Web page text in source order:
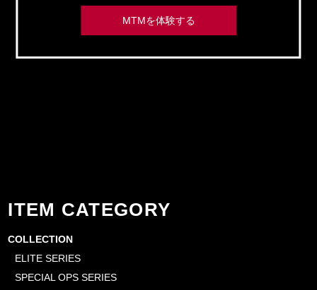
MTMを体験する
ITEM CATEGORY
COLLECTION
ELITE SERIES
SPECIAL OPS SERIES